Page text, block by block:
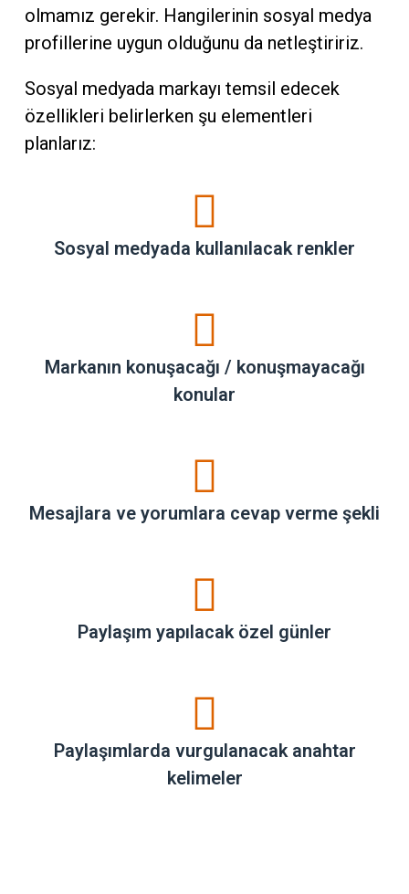
olmamız gerekir. Hangilerinin sosyal medya
profillerine uygun olduğunu da netleştiririz.
Sosyal medyada markayı temsil edecek
özellikleri belirlerken şu elementleri
planlarız:
Sosyal medyada kullanılacak renkler
Markanın konuşacağı / konuşmayacağı
konular
Mesajlara ve yorumlara cevap verme şekli
Paylaşım yapılacak özel günler
Paylaşımlarda vurgulanacak anahtar
kelimeler